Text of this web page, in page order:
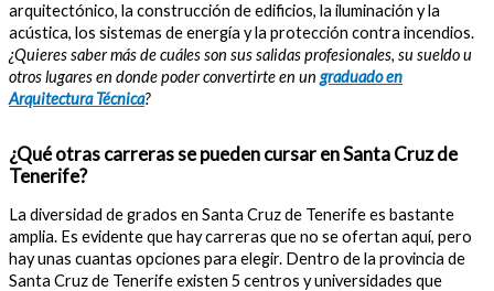
arquitectónico, la construcción de edificios, la iluminación y la
acústica, los sistemas de energía y la protección contra incendios.
¿Quieres saber más de cuáles son sus salidas profesionales, su sueldo u
otros lugares en donde poder convertirte en un graduado en
Arquitectura Técnica?
¿Qué otras carreras se pueden cursar en Santa Cruz de
Tenerife?
La diversidad de grados en Santa Cruz de Tenerife es bastante
amplia. Es evidente que hay carreras que no se ofertan aquí, pero
hay unas cuantas opciones para elegir. Dentro de la provincia de
Santa Cruz de Tenerife existen 5 centros y universidades que